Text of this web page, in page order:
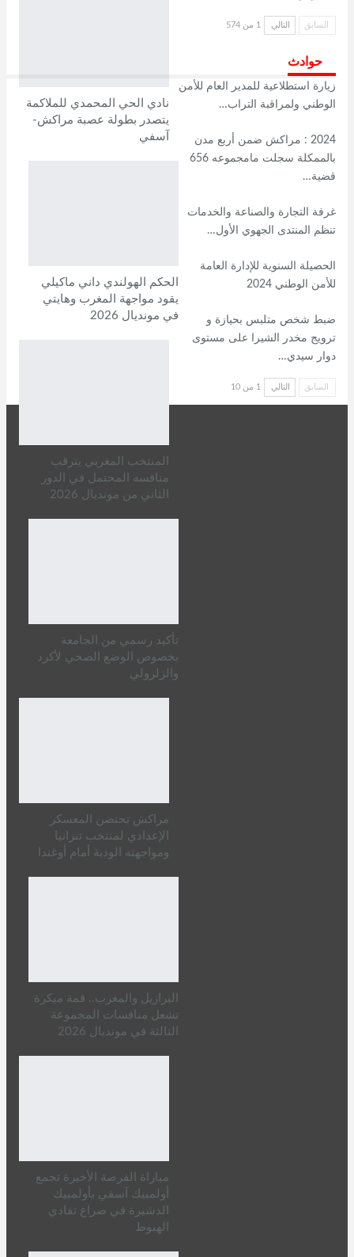
نادي الحي المحمدي للملاكمة
يتصدر بطولة عصبة مراكش-
آسفي
الحكم الهولندي داني ماكيلي
يقود مواجهة المغرب وهايتي
في مونديال 2026
المنتخب المغربي يترقب
منافسه المحتمل في الدور
الثاني من مونديال 2026
تأكيد رسمي من الجامعة
بخصوص الوضع الصحي لأكرد
والزلزولي
مراكش تحتضن المعسكر
الإعدادي لمنتخب تنزانيا
ومواجهته الودية أمام أوغندا
البرازيل والمغرب.. قمة مبكرة
تشعل منافسات المجموعة
الثالثة في مونديال 2026
مباراة الفرصة الأخيرة تجمع
أولمبيك آسفي بأولمبيك
الدشيرة في صراع تفادي
الهبوط
السابق التالي 1 من 574
حوادث
زيارة استطلاعية للمدير العام للأمن
الوطني ولمراقبة التراب…
2024 : مراكش ضمن أربع مدن
بالممكلة سجلت مامجموعه 656
قضية…
غرفة التجارة والصناعة والخدمات
تنظم المنتدى الجهوي الأول…
الحصيلة السنوية للإدارة العامة
للأمن الوطني 2024
ضبط شخص متلبس بحيازة و
ترويج مخدر الشيرا على مستوى
دوار سيدي…
السابق التالي 1 من 10